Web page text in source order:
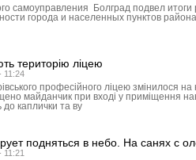
самоуправления Болград подвел
города и населенных пунктов
територію ліцею
11:24
професійного ліцею змінилося
майданчик при вході у приміщення
до каплички та ву
подняться в небо. На санях с
11:21